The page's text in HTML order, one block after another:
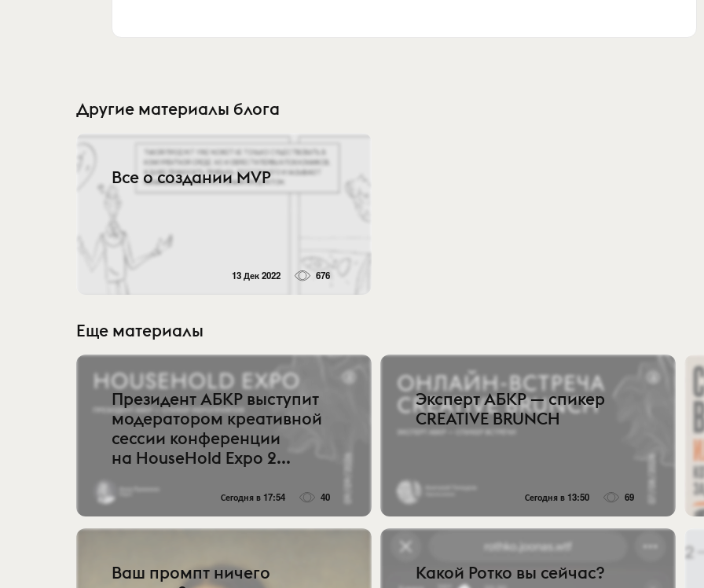
Другие материалы блога
Все о создании MVP
13 Дек 2022 676
Еще материалы
Президент АБКР выступит
модератором креативной
сессии конференции
на HouseHold Expo 2...
Сегодня в 17:54 40
Эксперт АБКР — спикер
CREATIVE BRUNCH
Сегодня в 13:50 69
Ваш промпт ничего
Какой Ротко вы сейчас?